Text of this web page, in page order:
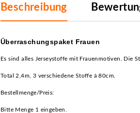
Beschreibung
Überraschungspaket Frauen
Es sind alles Jerseystoffe mit Frauenmotiven. Die
Total 2,4m, 3 verschiedene Stoffe à 80cm.
Bestellmenge/Preis:
Bitte Menge 1 eingeben.